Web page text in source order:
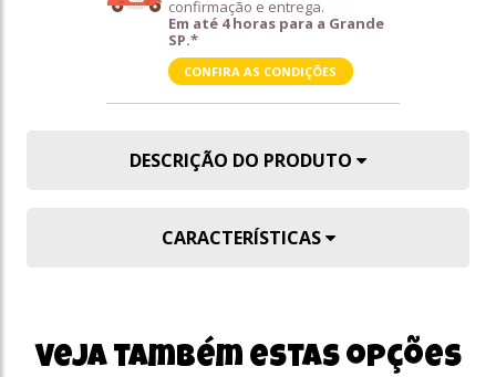
confirmação e entrega.
Em até 4 horas para a Grande
SP.*
CONFIRA AS CONDIÇÕES
DESCRIÇÃO DO PRODUTO
CARACTERÍSTICAS
Veja também estas opções